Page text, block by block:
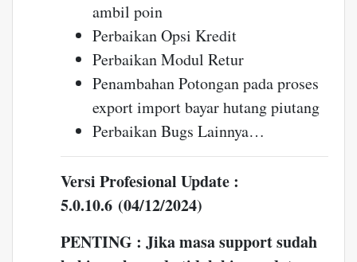
ambil poin
Perbaikan Opsi Kredit
Perbaikan Modul Retur
Penambahan Potongan pada proses
export import bayar hutang piutang
Perbaikan Bugs Lainnya…
Versi Profesional Update :
5.0.10.6 (04/12/2024)
PENTING : Jika masa support sudah